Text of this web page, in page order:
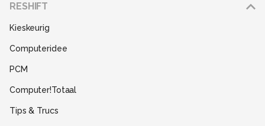
RESHIFT
Kieskeurig
Computeridee
PCM
Computer!Totaal
Tips & Trucs